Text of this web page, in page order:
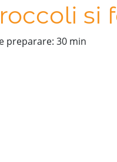
si
preparare: 30 min